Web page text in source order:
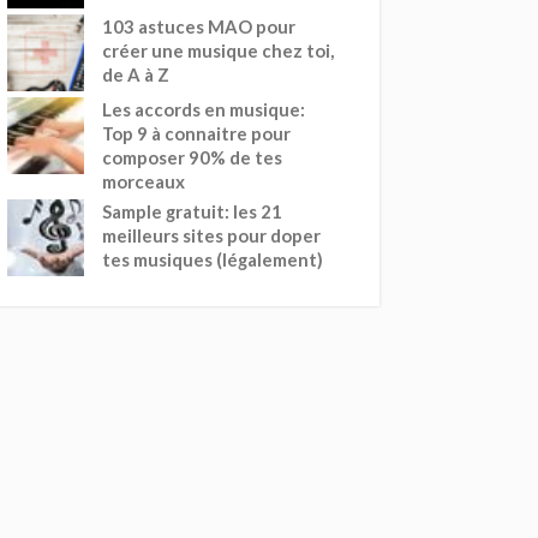
103 astuces MAO pour
créer une musique chez toi,
de A à Z
Les accords en musique:
Top 9 à connaitre pour
composer 90% de tes
morceaux
Sample gratuit: les 21
meilleurs sites pour doper
tes musiques (légalement)